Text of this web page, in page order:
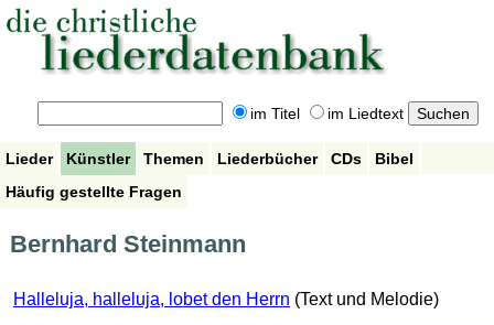
im Titel im Liedtext
Lieder Künstler Themen Liederbücher CDs
Bibel
Häufig gestellte Fragen
Bernhard Steinmann
Halleluja, halleluja, lobet den Herrn (Text und Melodie)